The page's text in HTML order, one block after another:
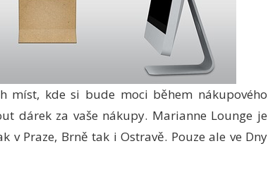
míst, kde si bude moci během nákupového
dárek za vaše nákupy. Marianne Lounge je
v Praze, Brně tak i Ostravě. Pouze ale ve Dny